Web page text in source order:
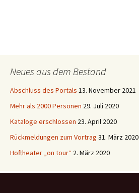
Neues aus dem Bestand
Abschluss des Portals 13. November 2021
Mehr als 2000 Personen 29. Juli 2020
Kataloge erschlossen 23. April 2020
Rückmeldungen zum Vortrag 31. März 2020
Hoftheater „on tour“ 2. März 2020